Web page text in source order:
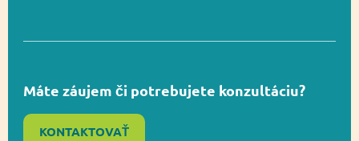
Máte záujem či potrebujete konzultáciu?
KONTAKTOVAŤ